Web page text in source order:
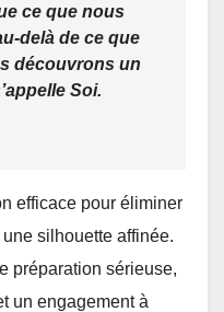
ce que nous
delà de ce que
découvrons un
Soi.
efficace pour éliminer
silhouette affinée.
préparation sérieuse,
un engagement à